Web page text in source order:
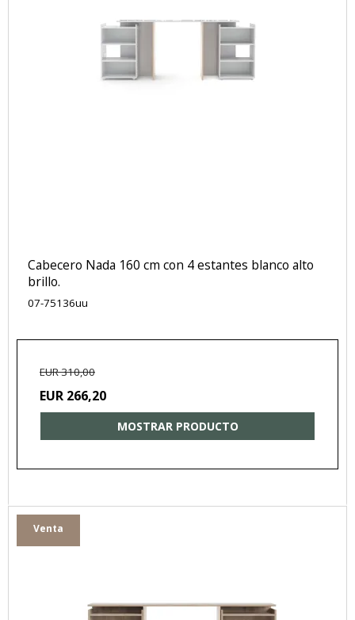
Cabecero Nada 160 cm con 4 estantes blanco alto
brillo.
07-75136uu
EUR 310,00
EUR 266,20
MOSTRAR PRODUCTO
Venta